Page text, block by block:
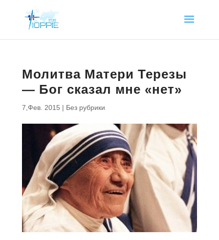
Молитва Матери Терезы
— Бог сказал мне «нет»
7,Фев. 2015 | Без рубрики